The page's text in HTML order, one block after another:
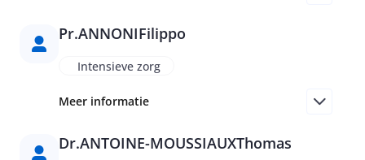
Pr.ANNONIFilippo
Intensieve zorg
Meer informatie
Dr.ANTOINE-MOUSSIAUXThomas